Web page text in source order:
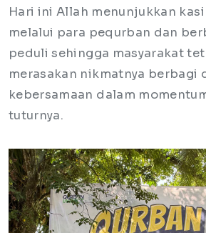
Hari ini Allah menunjukkan
melalui para pequrban dan
peduli sehingga masyarakat
merasakan nikmatnya berbagi
kebersamaan dalam
tuturnya.